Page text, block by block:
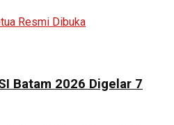
Batam 2026 Digelar 7